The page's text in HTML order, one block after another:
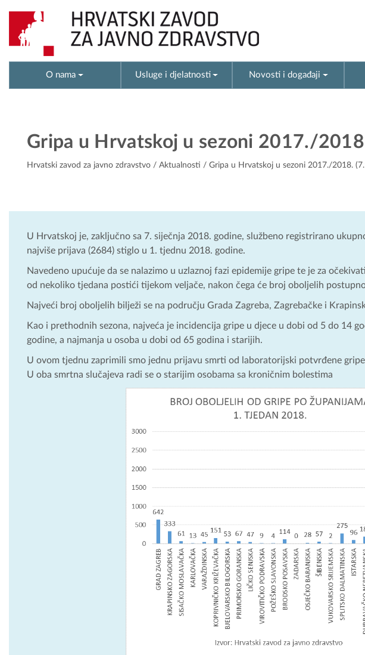
O nama Usluge i djelatnosti Novosti i događaji
Gripa u Hrvatskoj u sezoni 2017./
Hrvatski zavod za javno zdravstvo / Aktualnosti / Gripa u Hrvatskoj u sezoni 2017./2018.
U Hrvatskoj je, zaključno sa 7. siječnja 2018. godine, službeno registrirano
najviše prijava (2684) stiglo u 1. tjednu 2018. godine.
Navedeno upućuje da se nalazimo u uzlaznoj fazi epidemije gripe te je za
od nekoliko tjedana postići tijekom veljače, nakon čega će broj oboljelih
Najveći broj oboljelih bilježi se na području Grada Zagreba, Zagrebačke i
Kao i prethodnih sezona, najveća je incidencija gripe u djece u dobi od 5 do 14
godine, a najmanja u osoba u dobi od 65 godina i starijih.
U ovom tjednu zaprimili smo jednu prijavu smrti od laboratorijski potvrđene
U oba smrtna slučajeva radi se o starijim osobama sa kroničnim bolestima